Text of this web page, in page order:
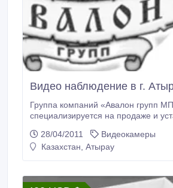
Видео наблюдение в г.
Группа компаний «Авалон групп
специализируется на продаже и
охранно-пожарной сигнализации, контроля и
управления доступом. Цифровые
регистраторы с возможностью
28/04/2011
Видеокамеры
Казахстан, Атырау